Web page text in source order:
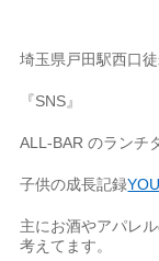
埼玉県戸田駅西口
『SNS』
ALL-BAR のランチ
子供の成長記録
主にお酒やアパレ
考えてます。